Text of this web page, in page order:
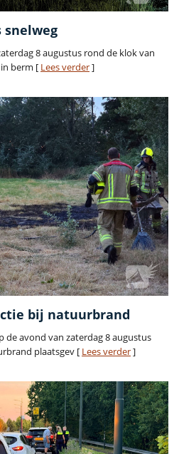
snelweg
8 augustus rond de klok van
berm [ Lees verder]
bij natuurbrand
de avond van zaterdag 8 augustus
plaatsgev [ Lees verder]